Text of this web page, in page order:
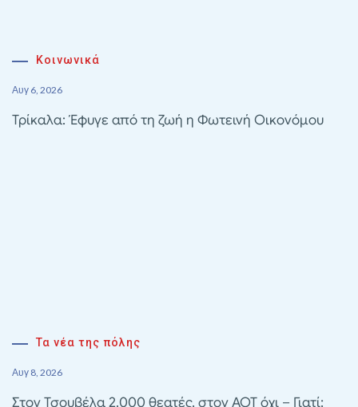
Κοινωνικά
Αυγ 6, 2026
Τρίκαλα: Έφυγε από τη ζωή η Φωτεινή Οικονόμου
Τα νέα της πόλης
Αυγ 8, 2026
Στον Τσουβέλα 2.000 θεατές, στον ΑΟΤ όχι – Γιατί;